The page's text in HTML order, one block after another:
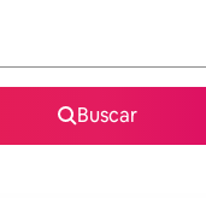
Buscar